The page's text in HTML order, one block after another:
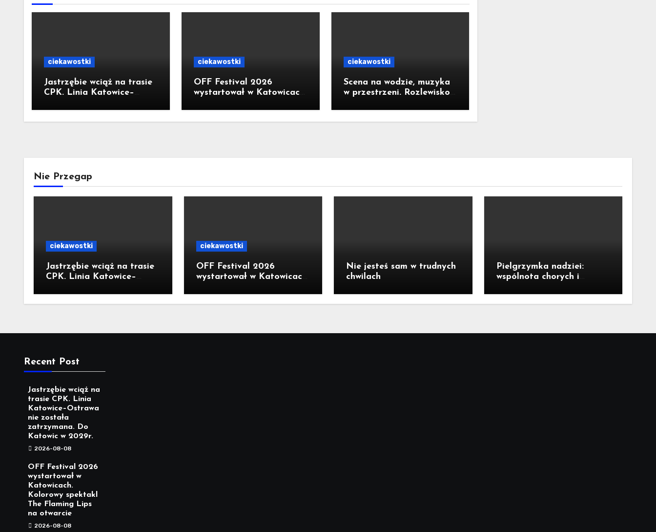
ciekawostki
Jastrzębie wciąż na trasie
CPK. Linia Katowice–
zatrzymana. Do Katowic w
2029r.
ciekawostki
OFF Festival 2026
wystartował w Katowicach.
Flaming Lips na otwarcie
ciekawostki
Scena na wodzie, muzyka
w przestrzeni. Rozlewisko
Nie Przegap
ciekawostki
Jastrzębie wciąż na trasie
CPK. Linia Katowice–
zatrzymana. Do Katowic w
ciekawostki
OFF Festival 2026
wystartował w Katowicach.
Flaming Lips na otwarcie
Nie jesteś sam w trudnych
chwilach
Pielgrzymka nadziei:
wspólnota chorych i
Tyńcu Legnickim
Recent Post
Jastrzębie wciąż na
trasie CPK. Linia
Katowice–Ostrawa
nie została
zatrzymana. Do
Katowic w 2029r.
2026-08-08
OFF Festival 2026
wystartował w
Katowicach.
Kolorowy spektakl
The Flaming Lips
na otwarcie
2026-08-08